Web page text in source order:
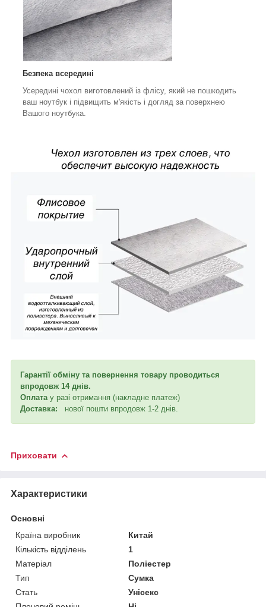
Безпека всередині
Усередині чохол виготовлений із флісу, який не пошкодить
ваш ноутбук і підвищить м'якість і догляд за поверхнею
Вашого ноутбука.
Гарантії обміну та повернення товару проводиться
впродовж 14 днів.
Оплата у разі отримання (накладне платеж)
Доставка:
нової пошти впродовж 1-2 днів.
Приховати
Характеристики
Основні
Країна виробник
Китай
Кількість відділень
1
Матеріал
Поліестер
Тип
Сумка
Стать
Унісекс